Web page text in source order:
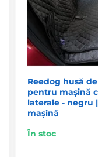
și permite
și lavabilă cu
pentru
ușor de
din
sau curios,
se poate
Reedog husă
pentru mașină
laterale - negru
mașină
În stoc